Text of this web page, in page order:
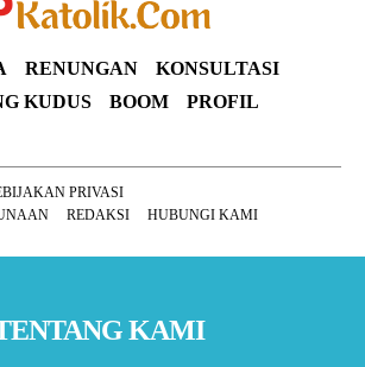
RENUNGAN
KONSULTASI
KUDUS BOOM
PROFIL
PRIVASI
REDAKSI HUBUNGI KAMI
KAMI